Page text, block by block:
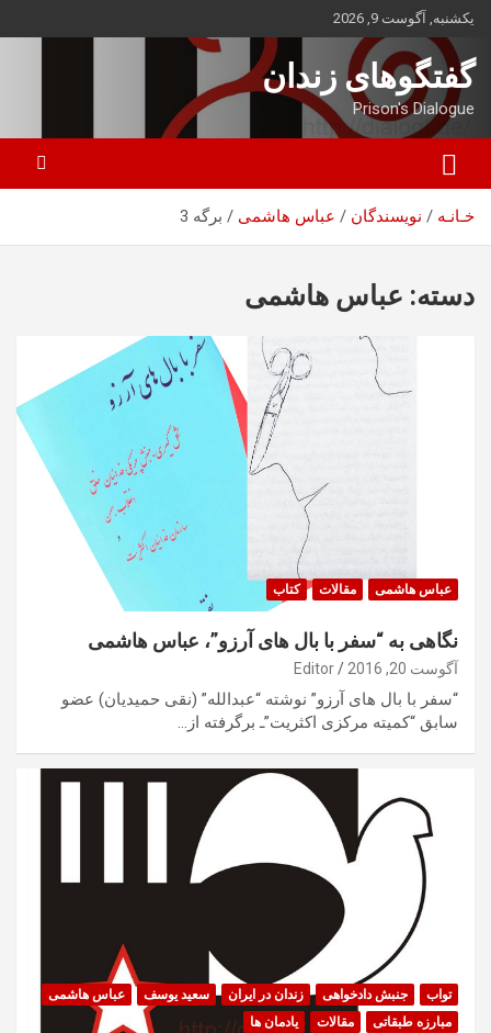
بروید
یکشنبه, آگوست 9, 2026
گفتگوهای زندان
Prison's Dialogue
خـانـه نویسندگان عباس هاشمی برگه 3
دسته: عباس هاشمی
عباس هاشمی مقالات کتاب
نگاهی به “سفر با بال های آرزو”، عباس هاشمی
آگوست 20, 2016 Editor
“سفر با بال های آرزو” نوشته “عبدالله” (نقی حمیدیان) عضو
سابق “کمیته مرکزی اکثریت”ـ برگرفته از…
تواب جنبش دادخواهی زندان در ایران سعید یوسف
عباس هاشمی
مبارزه طبقاتی
مقالات یادمان ها